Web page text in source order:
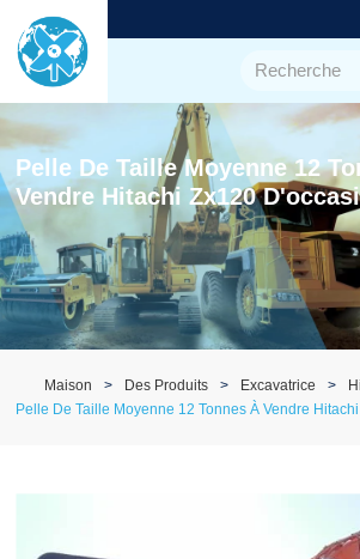
Pelle De Taille Moyenne 12
Vendre Hitachi Zx120
Maison Des Produits Excavatrice
Pelle De Taille Moyenne 12 Tonnes À Vendre